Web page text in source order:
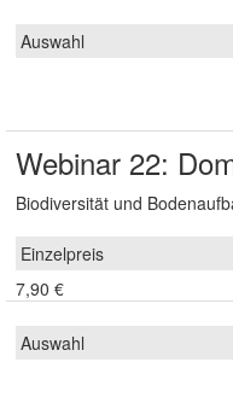
Webinar 22:
Biodiversität und
7,90 €